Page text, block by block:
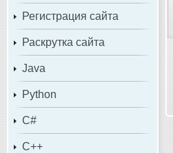
Регистрация сайта
Раскрутка сайта
Java
Python
C#
C++